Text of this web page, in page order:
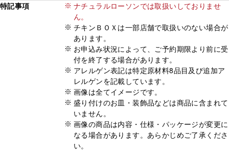
特記事項
ナチュラルローソンでは取扱いしておりませ
ん。
チキンＢＯＸは一部店舗で取扱いのない場合が
あります。
お申込み状況によって、ご予約期限より前に受
付を終了する場合があります。
アレルゲン表記は特定原材料8品目及び追加ア
レルゲンを記載しています。
画像は全てイメージです。
盛り付けのお皿・装飾品などは商品に含まれて
いません。
画像の商品は内容・仕様・パッケージが変更に
なる場合があります。あらかじめご了承くださ
い。